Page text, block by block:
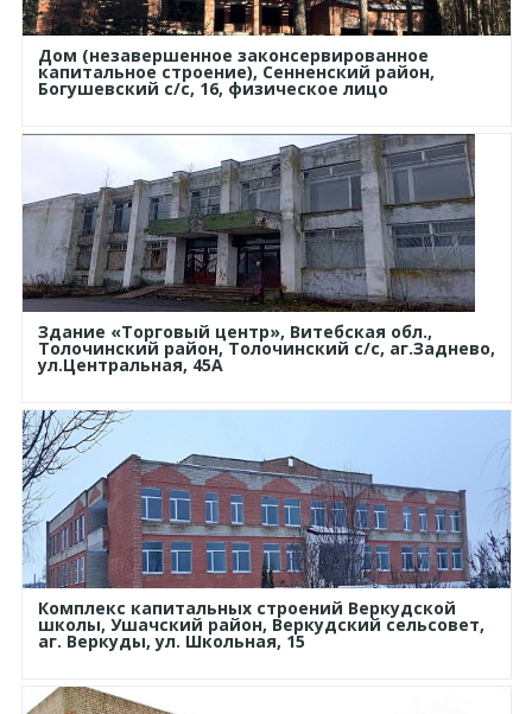
Дом (незавершенное законсервированное
капитальное строение), Сенненский район,
Богушевский с/с, 16, физическое лицо
Здание «Торговый центр», Витебская обл.,
Толочинский район, Толочинский с/с, аг.Заднево,
ул.Центральная, 45А
Комплекс капитальных строений Веркудской
школы, Ушачский район, Веркудский сельсовет,
аг. Веркуды, ул. Школьная, 15